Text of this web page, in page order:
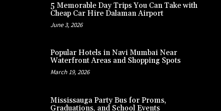
5 Memorable Day Trips You Can Take with
Cheap Car Hire Dalaman Airport
June 3, 2026
Popular Hotels in Navi Mumbai Near
Waterfront Areas and Shopping Spots
March 19, 2026
Mississauga Party Bus for Proms,
Graduations, and School Events